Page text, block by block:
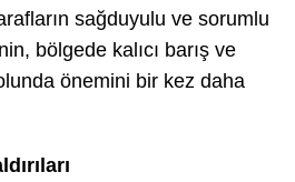
sağduyulu ve sorumlu
bölgede kalıcı barış ve
önemini bir kez daha